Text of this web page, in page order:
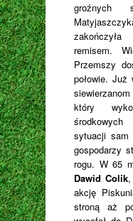
groźnych
remisem.
Przemszy
połowie.
który
sytuacji sam
gospodarzy
rogu. W 65
Dawid Colik,
akcję
stroną aż